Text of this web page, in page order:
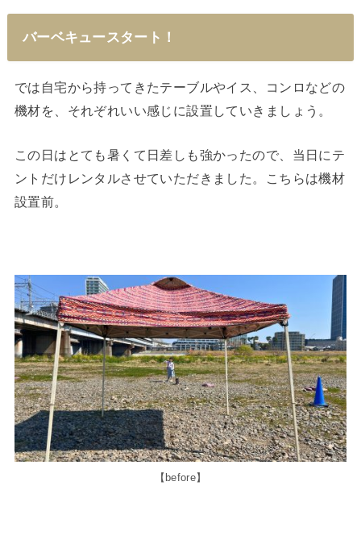
バーベキュースタート！
では自宅から持ってきたテーブルやイス、コンロなどの
機材を、それぞれいい感じに設置していきましょう。
この日はとても暑くて日差しも強かったので、当日にテ
ントだけレンタルさせていただきました。こちらは機材
設置前。
【before】